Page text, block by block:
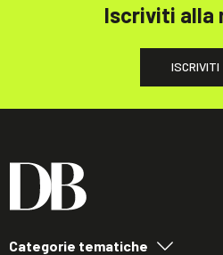
Iscriviti alla
ISCRIVITI
Categorie tematiche